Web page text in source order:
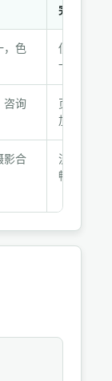
完成后
，色
低饱和暖
一，面料
咨询
页面浏览
加，咨询
影合
流程清晰
畅，交付